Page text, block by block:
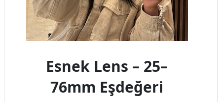
Esnek Lens – 25–
76mm Eşdeğeri